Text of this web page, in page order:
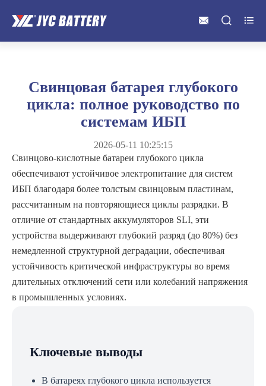
  
Свинцовая батарея глубокого
цикла: полное руководство по
системам ИБП
2026-05-11 10:25:15
Свинцово-кислотные батареи глубокого цикла
обеспечивают устойчивое электропитание для систем
ИБП благодаря более толстым свинцовым пластинам,
рассчитанным на повторяющиеся циклы разрядки. В
отличие от стандартных аккумуляторов SLI, эти
устройства выдерживают глубокий разряд (до 80%) без
немедленной структурной деградации, обеспечивая
устойчивость критической инфраструктуры во время
длительных отключений сети или колебаний напряжения
в промышленных условиях.
Ключевые выводы
В батареях глубокого цикла используется